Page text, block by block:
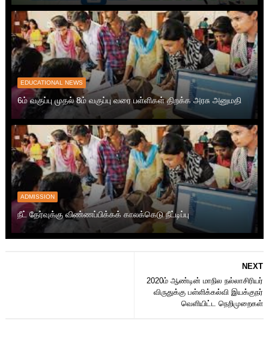
EDUCATIONAL NEWS
6ம் வகுப்பு முதல் 8ம் வகுப்பு வரை பள்ளிகள் திறக்க அரசு அனுமதி
ADMISSION
நீட் தேர்வுக்கு விண்ணப்பிக்கக் காலக்கெடு நீட்டிப்பு
NEXT
2020ம் ஆண்டின் மாநில நல்லாசிரியர்
விருதுக்கு பள்ளிக்கல்வி இயக்குநர்
வெளியிட்ட நெறிமுறைகள்